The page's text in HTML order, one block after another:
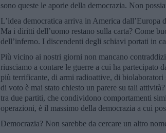
sono queste le aporie della democrazia. Non
L’idea democratica arriva in America
Ma i diritti dell’uomo restano sulla carta? Come
dell’inferno. I discendenti degli schiavi portati in
Più vicino ai nostri giorni non mancano
riusciamo a contare le guerre a cui ha partecipato
più terrificante, di armi radioattive, di
di voto è mai stato chiesto un parere su tali
tra due partiti, che condividono comportamenti
operazioni, è il massimo della democrazia a cui
Democrazia? Non sarebbe da cercare un altro